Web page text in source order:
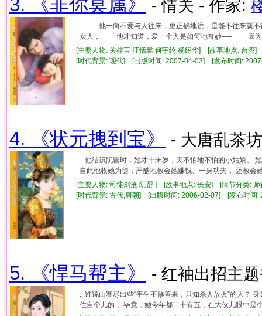
- 情关 - 作家:
... 他一向不爱与人往来，更正确地说，是能不往来
女人， 他才知道，爱一个人是如何地奇妙── 因为
[主要人物: 关梓言 汪恬馨 何宇纶 杨绍华] [故事地点: 台湾
[时代背景: 现代] [出版时间: 2007-04-03] [发布时间:
4. 《状元拽到宝》 - 大唐乱茶
...他结识阮罂时，她才十来岁，天不怕地不怕的小姑娘。
自此他收她为徒，严酷地教会她赚钱、一身功夫， 还教会
[主要人物: 司徒剑沧 阮罂 ] [故事地点: 长安] [情节分类: 师
[时代背景: 古代,唐朝] [出版时间: 2006-02-07] [发布时
5. 《悍马帮主》 - 红袖出招主
...谁说山寨尽出些“平生不修善果，只知杀人放火”的人？
住自个儿的， 毕竟，她今年都二十有五，在大伙儿眼中是